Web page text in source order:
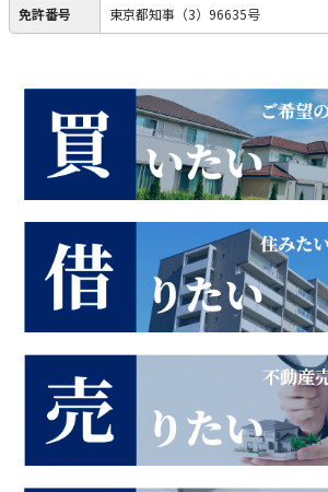
免許番号 東京都知事（3）96635号